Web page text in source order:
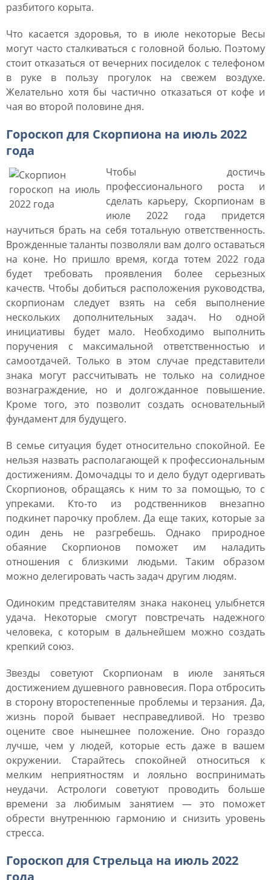
разбитого корыта.
Что касается здоровья, то в июле некоторые Весы
могут часто сталкиваться с головной болью. Поэтому
стоит отказаться от вечерних посиделок с телефоном
в руке в пользу прогулок на свежем воздухе.
Желательно хотя бы частично отказаться от кофе и
чая во второй половине дня.
Гороскоп для Скорпиона на июль 2022
года
Чтобы достичь
профессионального роста и
сделать карьеру, Скорпионам в
июле 2022 года придется
научиться брать на себя тотальную ответственность.
Врожденные таланты позволяли вам долго оставаться
на коне. Но пришло время, когда тотем 2022 года
будет требовать проявления более серьезных
качеств. Чтобы добиться расположения руководства,
скорпионам следует взять на себя выполнение
нескольких дополнительных задач. Но одной
инициативы будет мало. Необходимо выполнить
поручения с максимальной ответственностью и
самоотдачей. Только в этом случае представители
знака могут рассчитывать не только на солидное
вознаграждение, но и долгожданное повышение.
Кроме того, это позволит создать основательный
фундамент для будущего.
В семье ситуация будет относительно спокойной. Ее
нельзя назвать располагающей к профессиональным
достижениям. Домочадцы то и дело будут одергивать
Скорпионов, обращаясь к ним то за помощью, то с
упреками. Кто-то из родственников внезапно
подкинет парочку проблем. Да еще таких, которые за
один день не разгребешь. Однако природное
обаяние Скорпионов поможет им наладить
отношения с близкими людьми. Таким образом
можно делегировать часть задач другим людям.
Одиноким представителям знака наконец улыбнется
удача. Некоторые смогут повстречать надежного
человека, с которым в дальнейшем можно создать
крепкий союз.
Звезды советуют Скорпионам в июле заняться
достижением душевного равновесия. Пора отбросить
в сторону второстепенные проблемы и терзания. Да,
жизнь порой бывает несправедливой. Но трезво
оцените свое нынешнее положение. Оно гораздо
лучше, чем у людей, которые есть даже в вашем
окружении. Старайтесь спокойней относиться к
мелким неприятностям и лояльно воспринимать
неудачи. Астрологи советуют проводить больше
времени за любимым занятием ― это поможет
обрести внутреннюю гармонию и снизить уровень
стресса.
Гороскоп для Стрельца на июль 2022
года